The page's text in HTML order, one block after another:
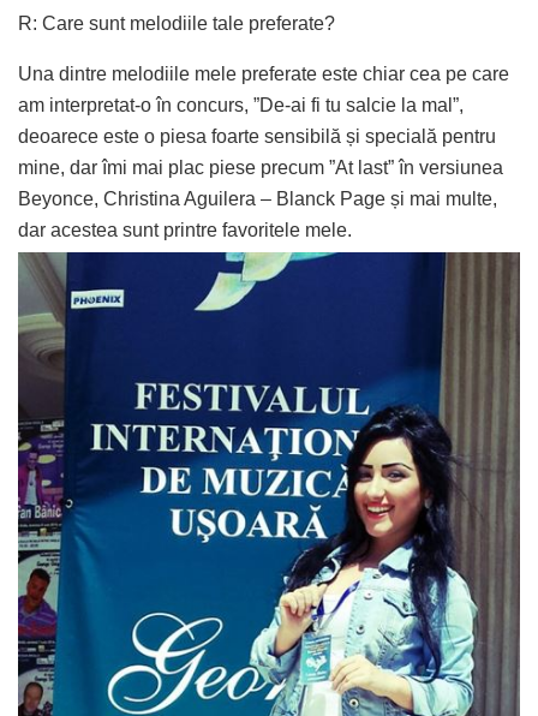
R: Care sunt melodiile tale preferate?
Una dintre melodiile mele preferate este chiar cea pe care
am interpretat-o în concurs, ”De-ai fi tu salcie la mal”,
deoarece este o piesa foarte sensibilă și specială pentru
mine, dar îmi mai plac piese precum ”At last” în versiunea
Beyonce, Christina Aguilera – Blanck Page și mai multe,
dar acestea sunt printre favoritele mele.